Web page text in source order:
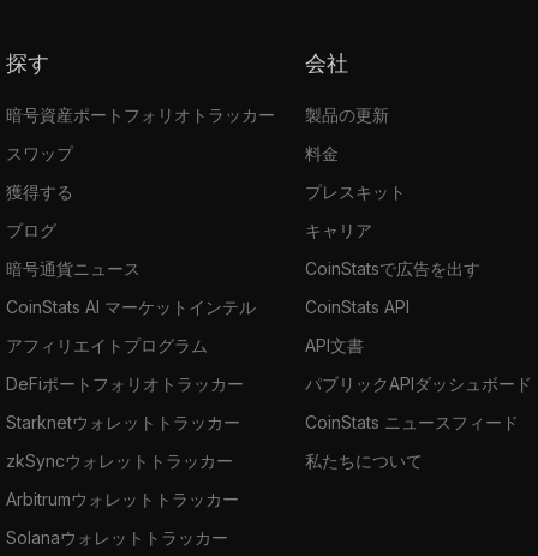
探す
暗号資産ポートフォリオトラッカー
スワップ
獲得する
ブログ
暗号通貨ニュース
CoinStats AI マーケットインテル
アフィリエイトプログラム
DeFiポートフォリオトラッカー
Starknetウォレットトラッカー
zkSyncウォレットトラッカー
Arbitrumウォレットトラッカー
Solanaウォレットトラッカー
会社
製品の更新
料金
プレスキット
キャリア
CoinStatsで広告を出す
CoinStats API
API文書
パブリックAPIダッシュボード
CoinStats ニュースフィード
私たちについて